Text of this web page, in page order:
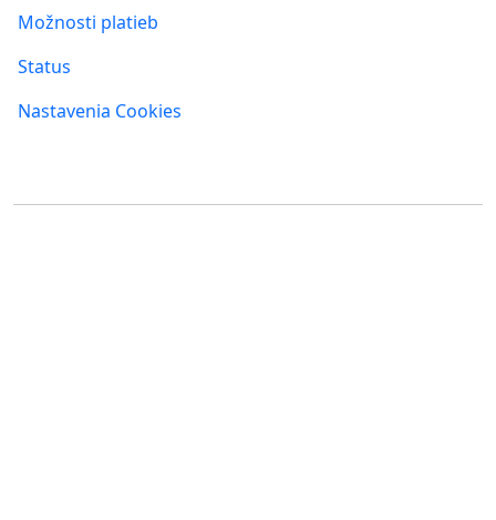
Možnosti platieb
Status
Nastavenia Cookies